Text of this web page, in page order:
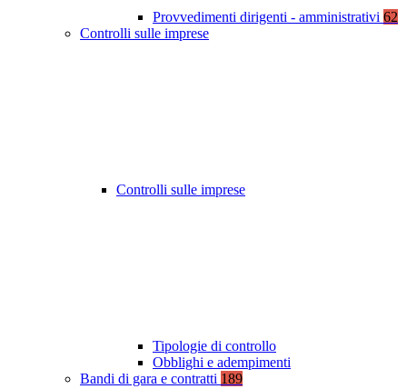
Provvedimenti dirigenti - amministrativi 62
Controlli sulle imprese
Controlli sulle imprese
Tipologie di controllo
Obblighi e adempimenti
Bandi di gara e contratti 189